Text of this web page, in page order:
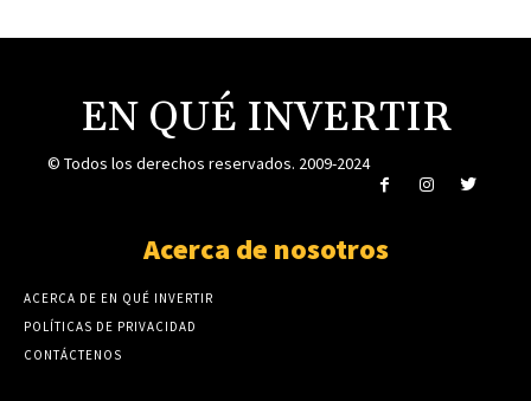
EN QUÉ INVERTIR
© Todos los derechos reservados. 2009-2024
Acerca de nosotros
ACERCA DE EN QUÉ INVERTIR
POLÍTICAS DE PRIVACIDAD
CONTÁCTENOS